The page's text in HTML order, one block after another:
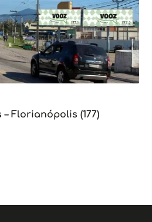
– Florianópolis (177)